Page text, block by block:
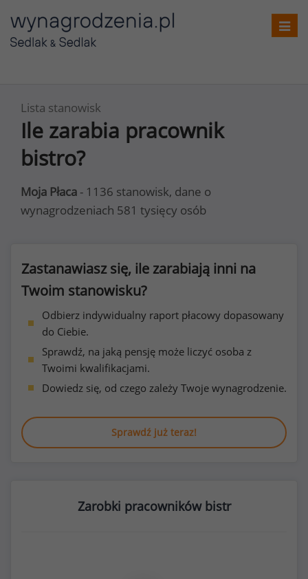
Lista stanowisk
Ile zarabia pracownik
bistro?
Moja Płaca - 1136 stanowisk, dane o
wynagrodzeniach 581 tysięcy osób
Zastanawiasz się, ile zarabiają inni na
Twoim stanowisku?
Odbierz indywidualny raport płacowy dopasowany
do Ciebie.
Sprawdź, na jaką pensję może liczyć osoba z
Twoimi kwalifikacjami.
Dowiedz się, od czego zależy Twoje wynagrodzenie.
Sprawdź już teraz!
Zarobki pracowników bistr